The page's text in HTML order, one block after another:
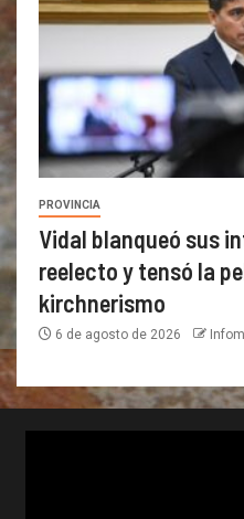
PROVINCIA
Vidal blanqueó sus
reelecto y tensó la
kirchnerismo
6 de agosto de 2026